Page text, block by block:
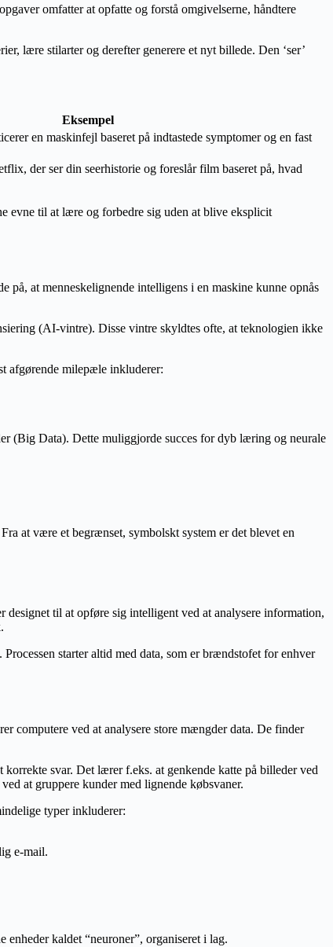
omfatter at opfatte og forstå omgivelserne, håndtere
lære stilarter og derefter generere et nyt billede. Den ‘ser’
Eksempel
en maskinfejl baseret på indtastede symptomer og en fast
der ser din seerhistorie og foreslår film baseret på, hvad
evne til at lære og forbedre sig uden at blive eksplicit
på, at menneskelignende intelligens i en maskine kunne opnås
(AI-vintre). Disse vintre skyldtes ofte, at teknologien ikke
afgørende milepæle inkluderer:
(Big Data). Dette muliggjorde succes for dyb læring og neurale
at være et begrænset, symbolskt system er det blevet en
til at opføre sig intelligent ved at analysere information,
starter altid med data, som er brændstofet for enhver
computere ved at analysere store mængder data. De finder
svar. Det lærer f.eks. at genkende katte på billeder ved
at gruppere kunder med lignende købsvaner.
typer inkluderer:
e-mail.
kaldet “neuroner”, organiseret i lag.